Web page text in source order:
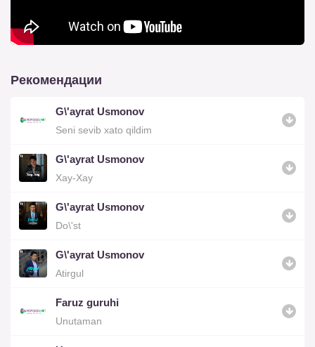
Рекомендации
G\'ayrat Usmonov
Seni sevib xato qildim
G\'ayrat Usmonov
Xay-Xay
G\'ayrat Usmonov
Do\'st
G\'ayrat Usmonov
Atirgul
Faruz guruhi
Unutaman